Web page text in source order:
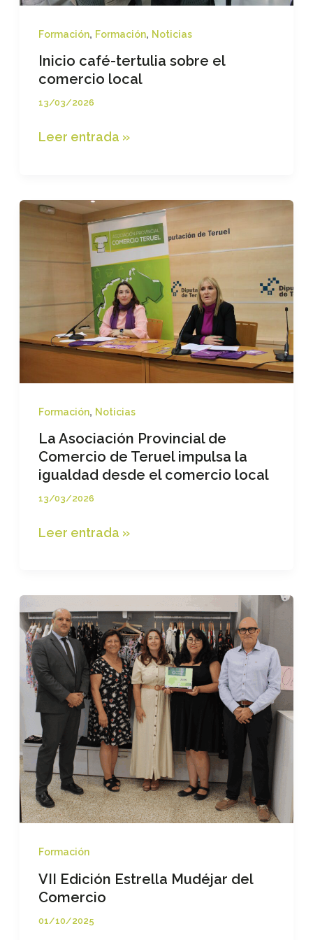
gran
en
el
comercio
Formación, Formación, Noticias
Inicio café-tertulia sobre el
comercio local
13/03/2026
Inicio
el
comercio
Leer entrada »
Formación, Noticias
La Asociación Provincial de
Comercio de Teruel impulsa la
igualdad desde el comercio local
13/03/2026
La
de
Teruel
impulsa
la
igualdad
desde
el
comercio
local
Leer entrada »
Formación
VII Edición Estrella Mudéjar del
Comercio
01/10/2025